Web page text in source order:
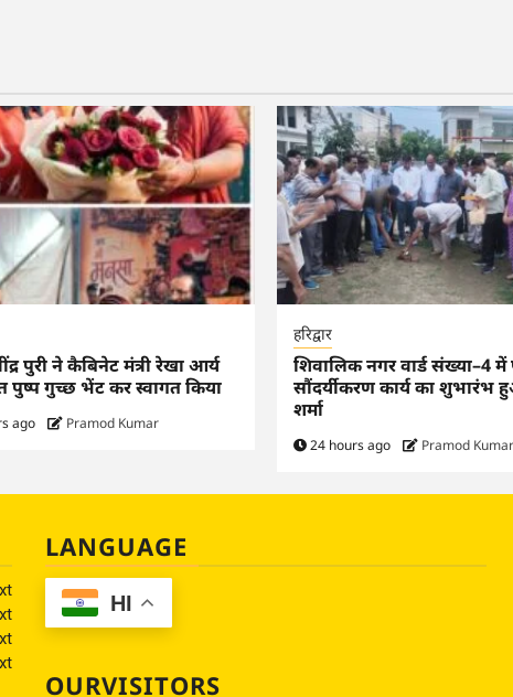
पुरी ने कैबिनेट मंत्री रेखा आर्य
पुष्प गुच्छ भेंट कर स्वागत किया
ago Pramod Kumar
हरिद्वार
शिवालिक नगर वार्ड संख्या–4 में
सौंदर्यीकरण कार्य का शुभारंभ
शर्मा
24 hours ago Pramod Kumar
LANGUAGE
HI
OURVISITORS